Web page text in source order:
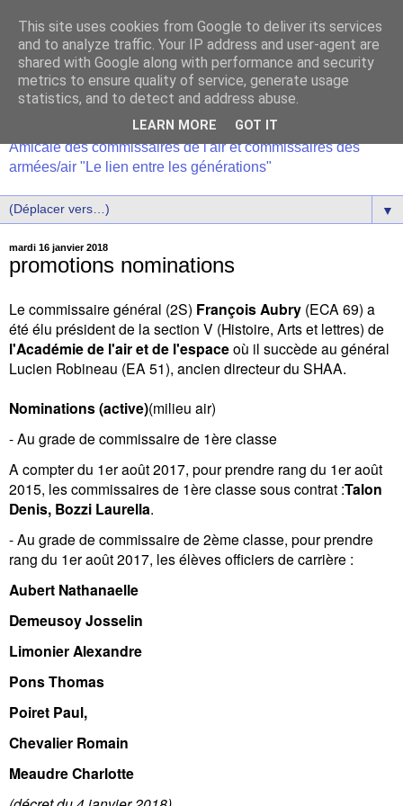
Amicale des commissaires de l'air et commissaires des
armées/air "Le lien entre les générations"
▼
mardi 16 janvier 2018
promotions nominations
Le commissaire général (2S) François Aubry (ECA 69) a
été élu président de la section V (Histoire, Arts et lettres) de
l'Académie de l'air et de l'espaceoù il succède au général
Lucien Robineau (EA 51), ancien directeur du SHAA.
Nominations (active)(milieu air)
- Au grade de commissaire de 1ère classe
A compter du 1er août 2017, pour prendre rang du 1er août
2015, les commissaires de 1ère classe sous contrat :Talon
Denis, Bozzi Laurella.
- Au grade de commissaire de 2ème classe, pour prendre
rang du 1er août 2017, les élèves officiers de carrière :
Aubert Nathanaelle
Demeusoy Josselin
Limonier Alexandre
Pons Thomas
Poiret Paul,
Chevalier Romain
Meaudre Charlotte
This site uses cookies from Google to deliver its services
and to analyze traffic. Your IP address and user-agent are
shared with Google along with performance and security
metrics to ensure quality of service, generate usage
statistics, and to detect and address abuse.
LEARN MORE GOT IT